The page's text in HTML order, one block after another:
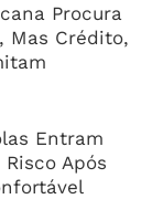
Procura
Mas Crédito,
Entram
Após